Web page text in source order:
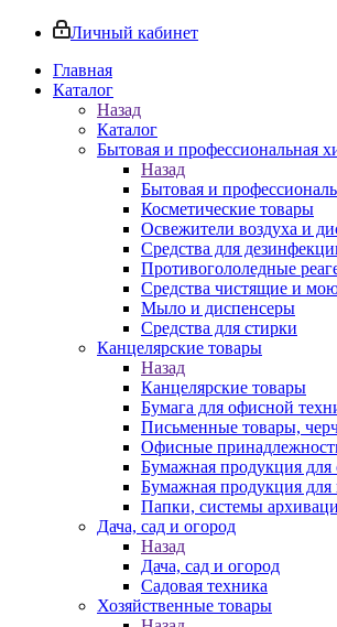
Личный кабинет
Главная
Каталог
Назад
Каталог
Бытовая и профессиональная
Назад
Бытовая и
Косметические товары
Освежители воздуха и
Средства для
Противогололедные
Средства чистящие и
Мыло и диспенсеры
Средства для стирки
Канцелярские товары
Назад
Канцелярские товары
Бумага для офисной
Письменные товары,
Офисные
Бумажная продукция для
Бумажная продукция
Папки, системы
Дача, сад и огород
Назад
Дача, сад и огород
Садовая техника
Хозяйственные товары